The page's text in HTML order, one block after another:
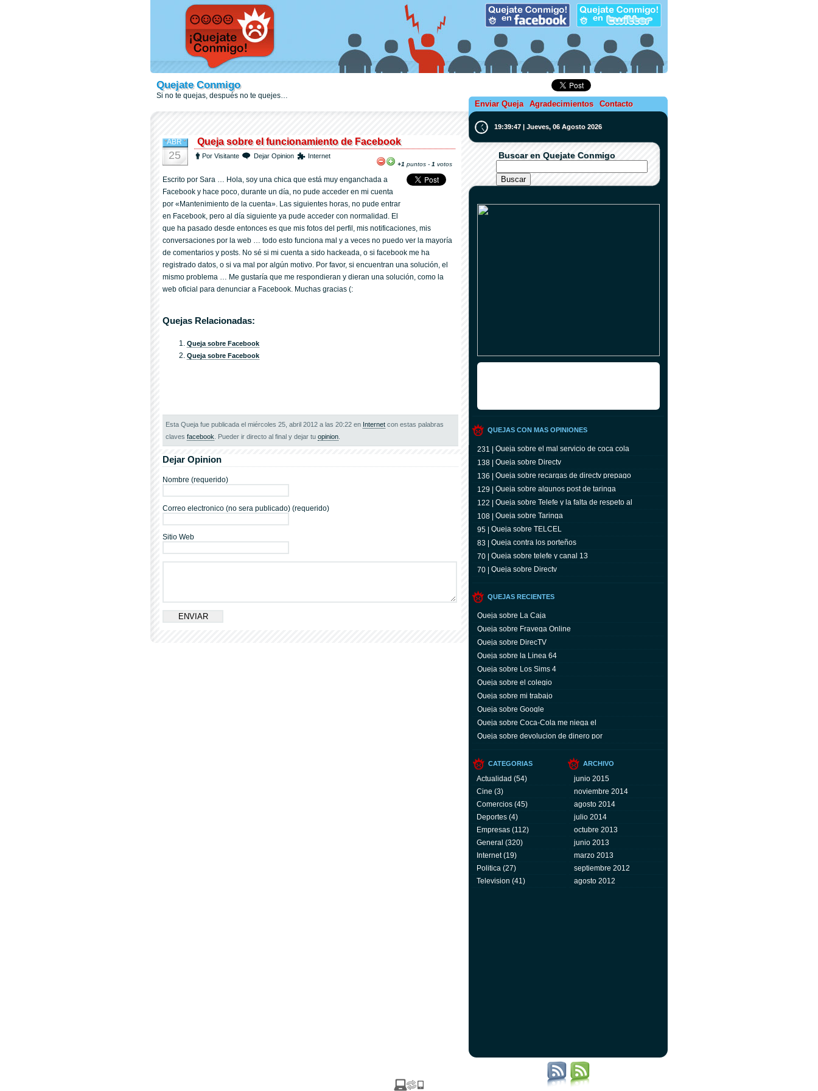
Quejate Conmigo
Si no te quejas, después no te quejes…
Enviar Queja Agradecimientos Contacto
ABR
25
Queja sobre el funcionamiento de Facebook
Por Visitante Dejar Opinion Internet
+1 puntos - 1 votos
Escrito por Sara … Hola, soy una chica que está muy enganchada a
Facebook y hace poco, durante un día, no pude acceder en mi cuenta
por «Mantenimiento de la cuenta». Las siguientes horas, no pude entrar
en Facebook, pero al día siguiente ya pude acceder con normalidad. El
que ha pasado desde entonces es que mis fotos del perfil, mis notificaciones, mis
conversaciones por la web … todo esto funciona mal y a veces no puedo ver la mayoría
de comentarios y posts. No sé si mi cuenta a sido hackeada, o si facebook me ha
registrado datos, o si va mal por algún motivo. Por favor, si encuentran una solución, el
mismo problema … Me gustaría que me respondieran y dieran una solución, como la
web oficial para denunciar a Facebook. Muchas gracias (:
Quejas Relacionadas:
Queja sobre Facebook
Queja sobre Facebook
Esta Queja fue publicada el miércoles 25, abril 2012 a las 20:22 en Internet con estas palabras
claves facebook . Pueder ir directo al final y dejar tu opinion
Dejar Opinion
Nombre (requerido)
Correo electronico (no sera publicado) (requerido)
Sitio Web
19:39:47 | Jueves, 06 Agosto 2026
Buscar en Quejate Conmigo
QUEJAS CON MAS OPINIONES
231 | Queja sobre el mal servicio de coca cola
138 | Queja sobre Directv
136 | Queja sobre recargas de directv prepago
129 | Queja sobre algunos post de taringa
122 | Queja sobre Telefe y la falta de respeto al
televidente
108 | Queja sobre Taringa
95 | Queja sobre TELCEL
83 | Queja contra los porteños
70 | Queja sobre telefe y canal 13
70 | Queja sobre Directv
QUEJAS RECIENTES
Queja sobre La Caja
Queja sobre Fravega Online
Queja sobre DirecTV
Queja sobre la Linea 64
Queja sobre Los Sims 4
Queja sobre el colegio
Queja sobre mi trabajo
Queja sobre Google
Queja sobre Coca-Cola me niega el
servicio y facturas
Queja sobre devolucion de dinero por
CATEGORIAS ARCHIVO
Actualidad (54)
Cine (3)
Comercios (45)
Deportes (4)
Empresas (112)
General (320)
Internet(19)
Politica (27)
Television (41)
junio 2015
noviembre 2014
agosto 2014
julio 2014
octubre 2013
junio 2013
marzo 2013
septiembre 2012
agosto 2012